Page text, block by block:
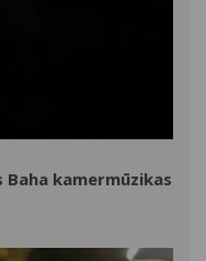
kamermūzikas